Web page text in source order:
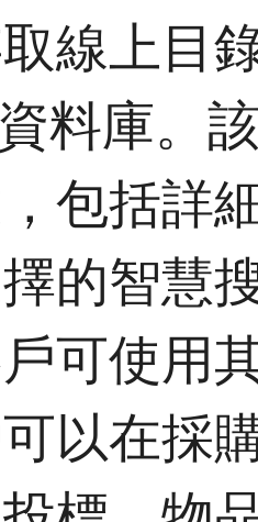
線上目
料庫。
包括詳
的智慧
可使用
以在採